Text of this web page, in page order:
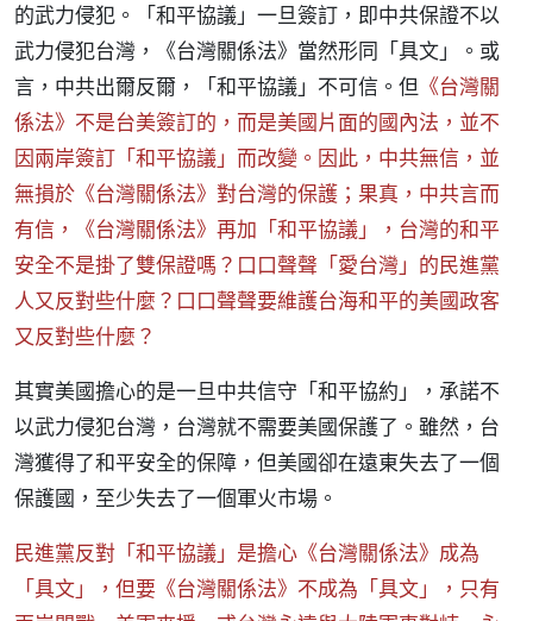
的武力侵犯。「和平協議」一旦簽訂，即中共保證不以
武力侵犯台灣，《台灣關係法》當然形同「具文」。或
言，中共出爾反爾，「和平協議」不可信。但 《台灣關
係法》不是台美簽訂的，而是美國片面的國內法，並不
因兩岸簽訂「和平協議」而改變。因此，中共無信，並
無損於《台灣關係法》對台灣的保護；果真，中共言而
有信，《台灣關係法》再加「和平協議」，台灣的和平
安全不是掛了雙保證嗎？口口聲聲「愛台灣」的民進黨
人又反對些什麼？口口聲聲要維護台海和平的美國政客
又反對些什麼？
其實美國擔心的是一旦中共信守「和平協約」，承諾不
以武力侵犯台灣，台灣就不需要美國保護了。雖然，台
灣獲得了和平安全的保障，但美國卻在遠東失去了一個
保護國，至少失去了一個軍火市場。
民進黨反對「和平協議」是擔心《台灣關係法》成為
「具文」，但要《台灣關係法》不成為「具文」，只有